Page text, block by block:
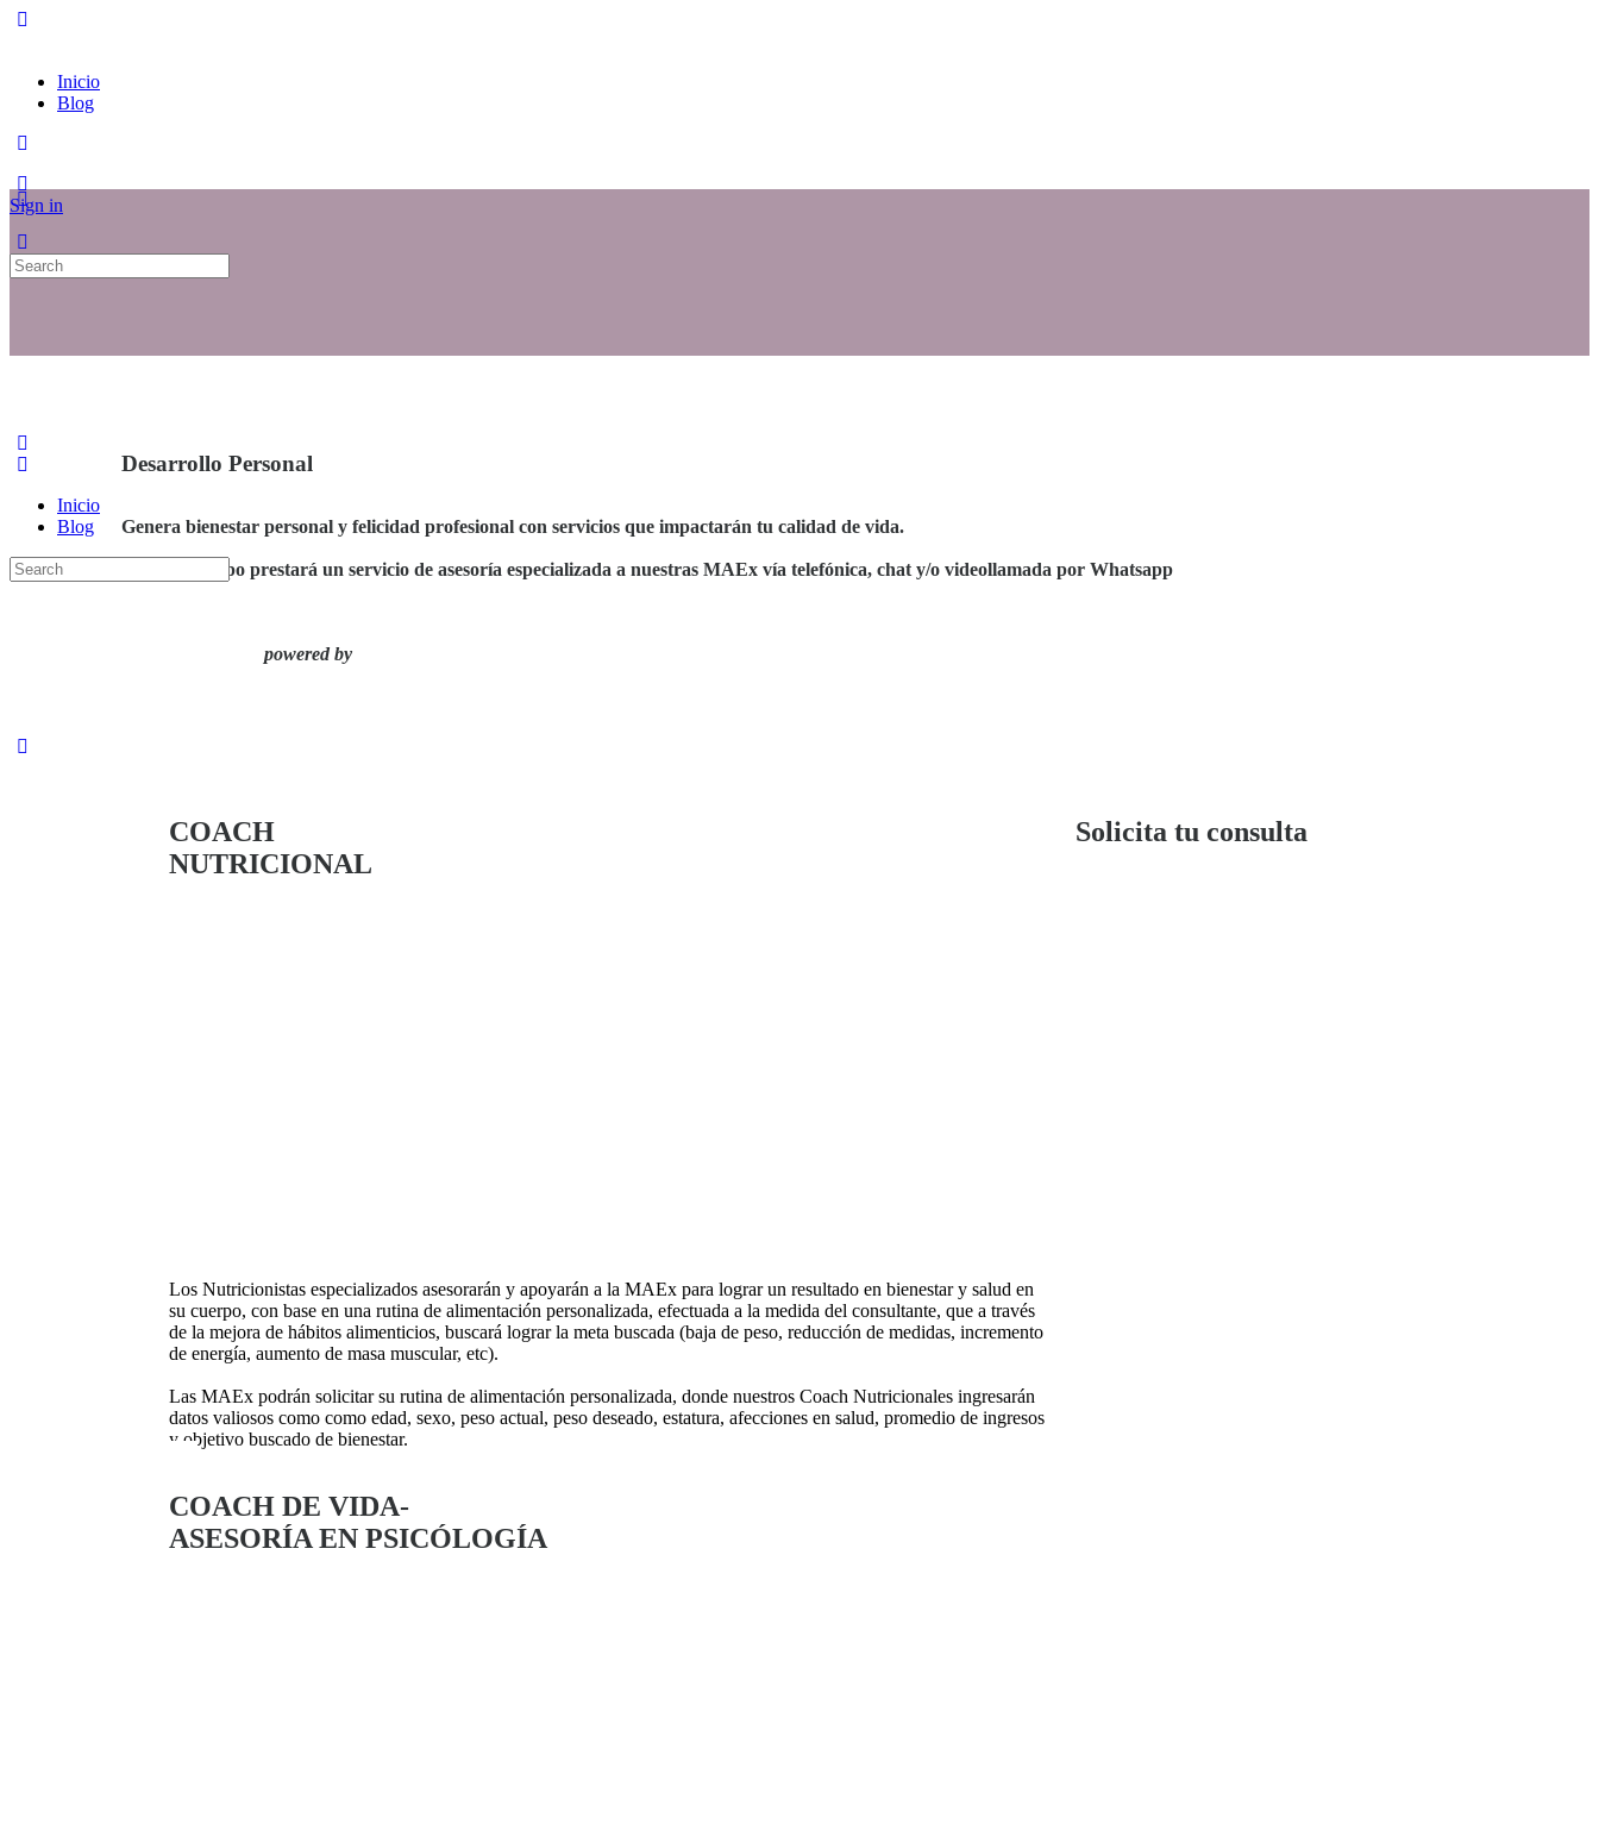
Inicio
Blog
Sign in
Search
for:
Inicio
Blog
Search
for:
Desarrollo Personal
Genera bienestar personal y felicidad profesional con servicios que impactarán tu calidad de vida.
Nuestro equipo prestará un servicio de asesoría especializada a nuestras MAEx vía telefónica, chat y/o videollamada por Whatsapp
powered by
COACH
NUTRICIONAL
Los Nutricionistas especializados asesorarán y apoyarán a la MAEx para lograr un resultado en bienestar y salud en
su cuerpo, con base en una rutina de alimentación personalizada, efectuada a la medida del consultante, que a través
de la mejora de hábitos alimenticios, buscará lograr la meta buscada (baja de peso, reducción de medidas, incremento
de energía, aumento de masa muscular, etc).
Las MAEx podrán solicitar su rutina de alimentación personalizada, donde nuestros Coach Nutricionales ingresarán
datos valiosos como como edad, sexo, peso actual, peso deseado, estatura, afecciones en salud, promedio de ingresos
y objetivo buscado de bienestar.
COACH DE VIDA-
ASESORÍA EN PSICÓLOGÍA
Solicita tu consulta